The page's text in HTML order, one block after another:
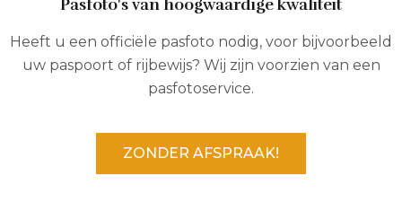
Pasfoto's van hoogwaardige kwaliteit
Heeft u een officiële pasfoto nodig, voor bijvoorbeeld
uw paspoort of rijbewijs? Wij zijn voorzien van een
pasfotoservice.
ZONDER AFSPRAAK!